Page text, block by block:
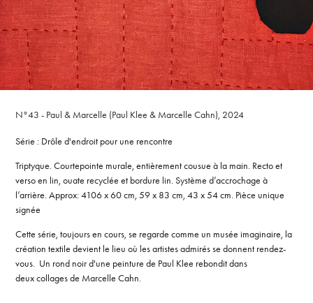
N°43 - Paul & Marcelle (Paul Klee & Marcelle Cahn), 2024
Série : Drôle d'endroit pour une rencontre
Triptyque. Courtepointe murale, entièrement cousue à la main. Recto et
verso en lin, ouate recyclée et bordure lin. Système d’accrochage à
l’arrière. Approx: 4106 x 60 cm, 59 x 83 cm, 43 x 54 cm. Pièce unique
signée
Cette série, toujours en cours, se regarde comme un musée imaginaire, la
création textile devient le lieu où les artistes admirés se donnent rendez-
vous. Un rond noir d'une peinture de Paul Klee rebondit dans
deux collages de Marcelle Cahn.